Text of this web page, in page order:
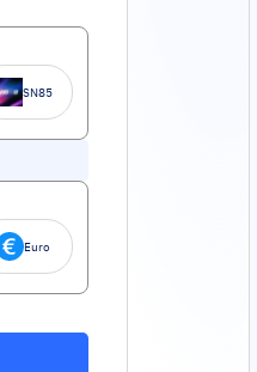
SN85
Euro